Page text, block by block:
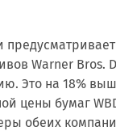
Warner Bros.
Это на 18%
цены бумаг
обеих